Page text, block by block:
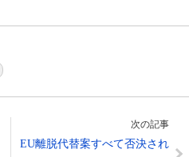
次の記事
EU離脱代替案すべて否決され